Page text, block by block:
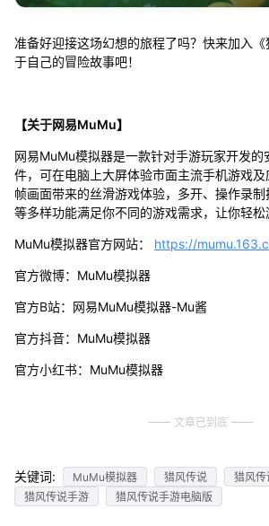
准备好迎接这场幻想的旅程了吗？快来加入
于自己的冒险故事吧！
【关于网易MuMu】
网易MuMu模拟器是一款针对手游玩家开发的
件，可在电脑上大屏体验市面主流手机游戏
帧画面带来的丝滑游戏体验，多开、操作录
等多样功能满足你不同的游戏需求，让你轻松
MuMu模拟器官方网站： https://
官方微博：MuMu模拟器
官方B站：网易MuMu模拟器-Mu酱
官方抖音：MuMu模拟器
官方小红书：MuMu模拟器
文章已到底
关键词: MuMu模拟器 猎风传说
猎风传
猎风传说手游
猎风传说手游电脑版